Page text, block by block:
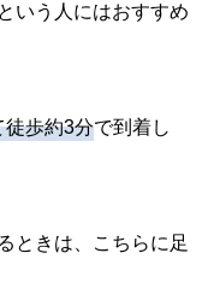
いう人にはおすすめ
徒歩約3分で到着し
ときは、こちらに足